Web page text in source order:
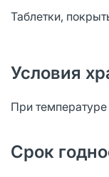
Таблетки,
Условия
При
Срок